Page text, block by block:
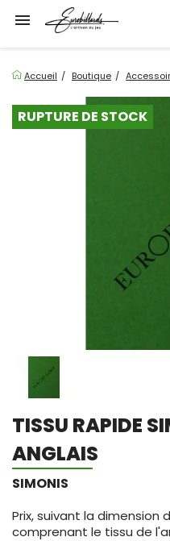

Accueil Boutique
RUPTURE DE STOCK
TISSU RAPIDE
ANGLAIS
SIMONIS
Prix, suivant la dimension
comprenant le tissu de